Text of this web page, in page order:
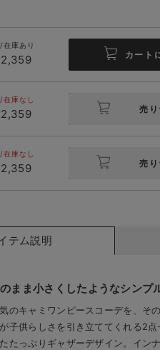
パープル
庫あり
2,359 カート
庫なし
2,359 売
庫なし
2,359 売
テム説明
まま小さくしたようなシンプ
のキャミワンピースコーデを、そ
子供らしさを引き立ててくれる2
たっぷりギャザーデザイン。イン